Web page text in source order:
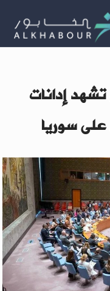
إدانات
على سوريا